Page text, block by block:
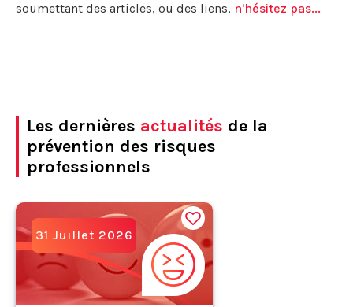
soumettant des articles, ou des liens, n'hésitez pas...
Les dernières actualités de la
prévention des risques
professionnels
31 Juillet 2026